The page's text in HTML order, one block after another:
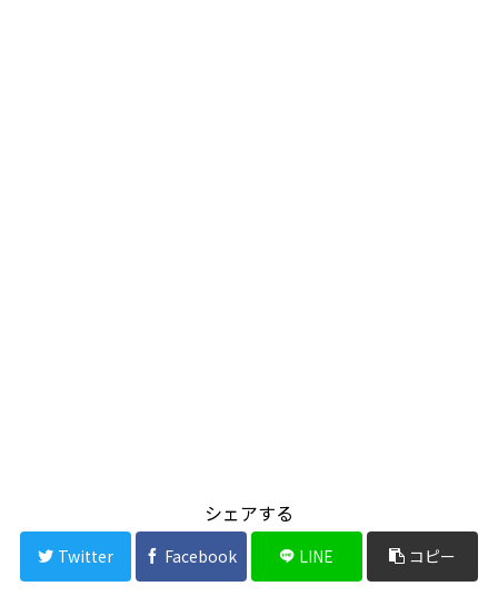
シェアする
Twitter Facebook LINE コピー